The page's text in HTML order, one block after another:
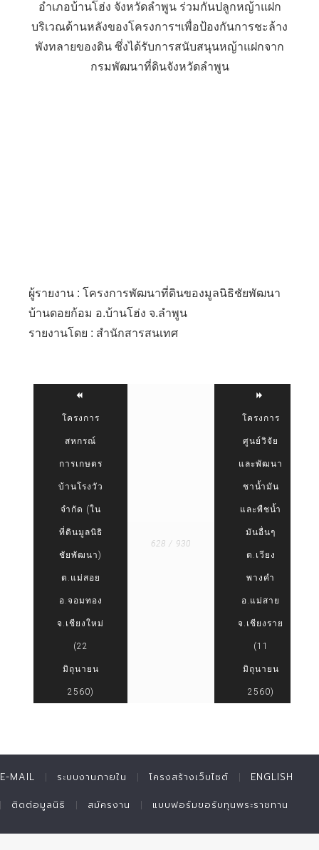
อำเภอบ้านโฮ่ง จังหวัดลำพูน ร่วมกันปลูกหญ้าแฝก
บริเวณด้านหลังของโครงการฯเพื่อป้องกันการชะล้าง
พังทลายของดิน ซึ่งได้รับการสนับสนุนหญ้าแฝกจาก
กรมพัฒนาที่ดินจังหวัดลำพูน
ผู้รายงาน : โครงการพัฒนาที่ดินของมูลนิธิชัยพัฒนา
บ้านดอยก้อม อ.บ้านโฮ่ง จ.ลำพูน
รายงานโดย : สำนักสารสนเทศ
โครงการ
สหกรณ์
การเกษตร
บ้านโรงวัว
จำกัด (ใน
ที่ดินมูลนิธิ
ชัยพัฒนา)
ต.แม่สอย
อ.จอมทอง
จ.เชียงใหม่
(22
มิถุนายน
2560)
628 / 930
โครงการ
ศูนย์วิจัย
และพัฒนา
ชาน้ำมัน
และพืชน้ำ
มันอื่นๆ
ต.เวียง
พางคำ
อ.แม่สาย
จ.เชียงราย
(11
มิถุนายน
2560)
E-MAIL ระบบงานภายใน โครงสร้างเว็บไซต์ ENGLISH
ติดต่อมูลนิธิ สมัครงาน แบบฟอร์มขอรับทุนพระราชทาน